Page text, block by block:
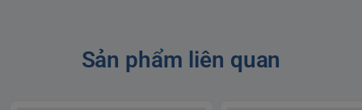
Sản phẩm liên quan